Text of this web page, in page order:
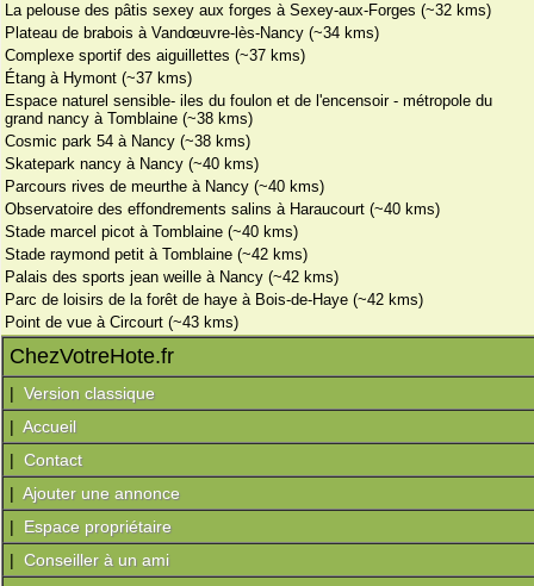
La pelouse des pâtis sexey aux forges à Sexey-aux-Forges (~32 kms)
Plateau de brabois à Vandœuvre-lès-Nancy (~34 kms)
Complexe sportif des aiguillettes (~37 kms)
Étang à Hymont (~37 kms)
Espace naturel sensible- iles du foulon et de l'encensoir - métropole du
grand nancy à Tomblaine (~38 kms)
Cosmic park 54 à Nancy (~38 kms)
Skatepark nancy à Nancy (~40 kms)
Parcours rives de meurthe à Nancy (~40 kms)
Observatoire des effondrements salins à Haraucourt (~40 kms)
Stade marcel picot à Tomblaine (~40 kms)
Stade raymond petit à Tomblaine (~42 kms)
Palais des sports jean weille à Nancy (~42 kms)
Parc de loisirs de la forêt de haye à Bois-de-Haye (~42 kms)
Point de vue à Circourt (~43 kms)
ChezVotreHote.fr
| Version classique
| Accueil
| Contact
| Ajouter une annonce
| Espace propriétaire
| Conseiller à un ami